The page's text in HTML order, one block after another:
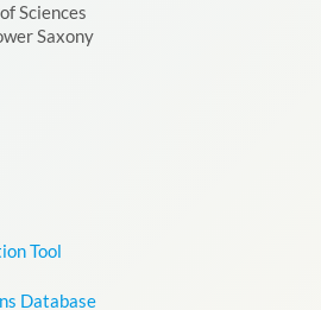
Sciences
Saxony
Tool
Database